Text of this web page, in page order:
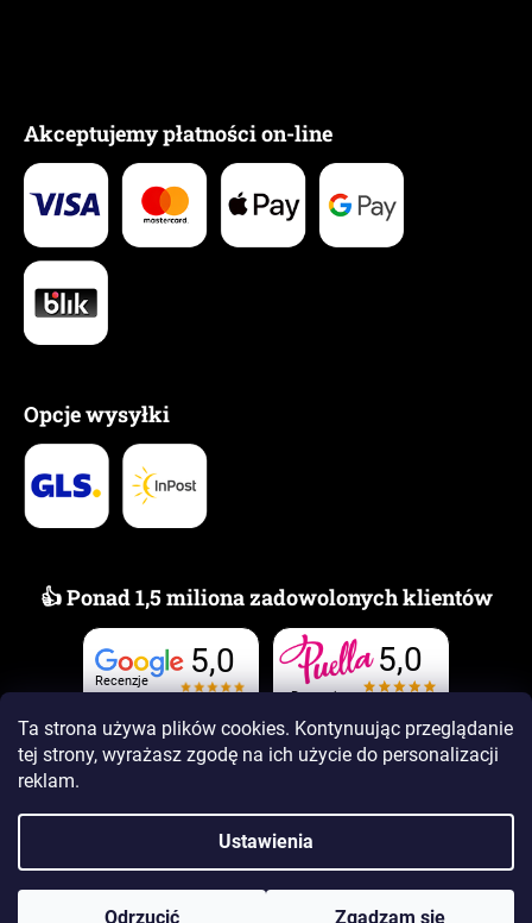
Ta strona używa plików cookies. Kontynuując przeglądanie
tej strony, wyrażasz zgodę na ich użycie do personalizacji
reklam.
Ustawienia
Odrzucić Zgadzam się
Akceptujemy płatności on-line
Opcje wysyłki
👍 Ponad 1,5 miliona zadowolonych klientów
Recenzje
5,0
Recenzje
5,0
Copyright 2026www.PUELLAzapachy.pl. Wszystkie prawa